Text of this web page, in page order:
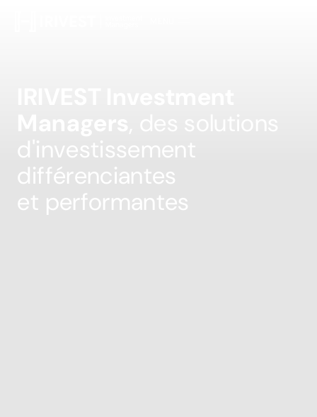
d'investissement
différenciantes
et performantes